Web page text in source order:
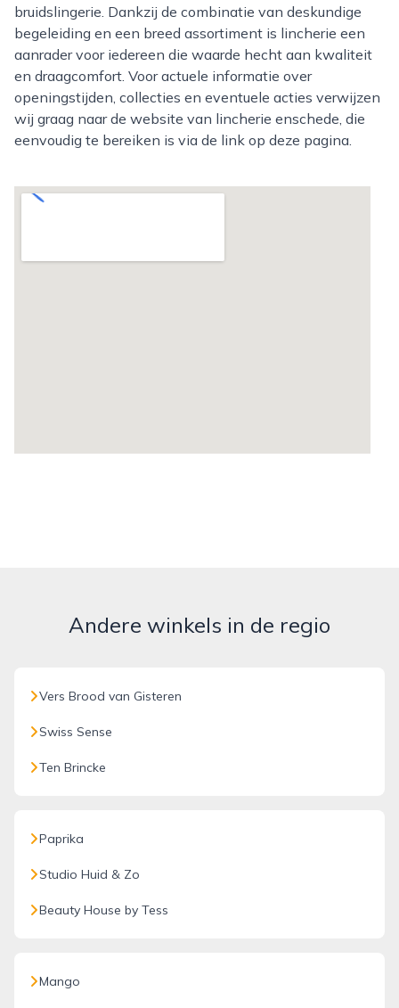
bruidslingerie. Dankzij de combinatie van deskundige
begeleiding en een breed assortiment is lincherie een
aanrader voor iedereen die waarde hecht aan kwaliteit
en draagcomfort. Voor actuele informatie over
openingstijden, collecties en eventuele acties verwijzen
wij graag naar de website van lincherie enschede, die
eenvoudig te bereiken is via de link op deze pagina.
Andere winkels in de regio
Vers Brood van Gisteren
Swiss Sense
Ten Brincke
Paprika
Studio Huid & Zo
Beauty House by Tess
Mango